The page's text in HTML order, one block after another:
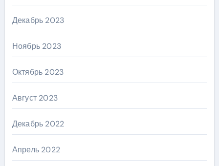
Декабрь 2023
Ноябрь 2023
Октябрь 2023
Август 2023
Декабрь 2022
Апрель 2022